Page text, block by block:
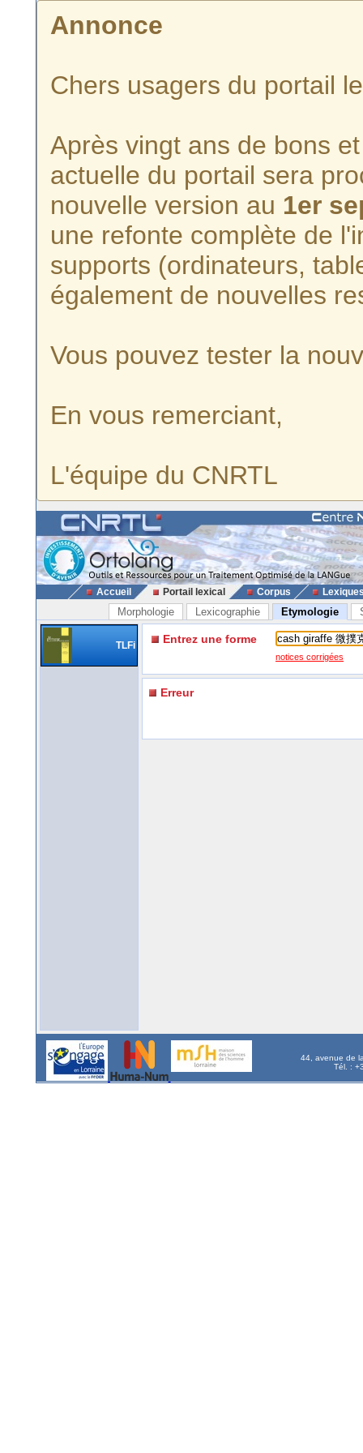
Annonce
Chers usagers du portail
Après vingt ans de bons
actuelle du portail sera
nouvelle version au 1er
une refonte complète de
supports (ordinateurs,
également de nouvelles
Vous pouvez tester la
En vous remerciant,
L'équipe du CNRTL
Accueil Portail lexical Corpus
Morphologie Lexicographie Etymologie
TLFi Entrez une forme
notices corrigées
Erreur
44, avenue de
Tél. :